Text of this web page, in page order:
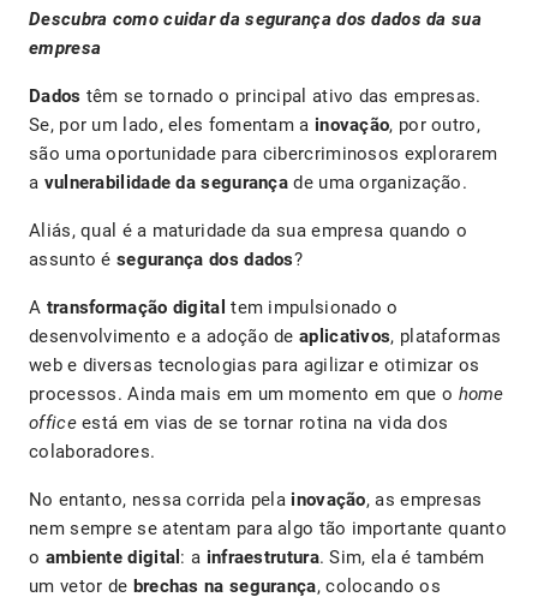
Descubra como cuidar da segurança dos dados da sua
empresa
Dados têm se tornado o principal ativo das empresas.
Se, por um lado, eles fomentam a inovação, por outro,
são uma oportunidade para cibercriminosos explorarem
a vulnerabilidade da segurançade uma organização.
Aliás, qual é a maturidade da sua empresa quando o
assunto é segurança dos dados?
A transformação digital tem impulsionado o
desenvolvimento e a adoção deaplicativos, plataformas
web e diversas tecnologias para agilizar e otimizar os
processos. Ainda mais em um momento em que o home
officeestá em vias de se tornar rotina na vida dos
colaboradores.
No entanto, nessa corrida pela inovação, as empresas
nem sempre se atentam para algo tão importante quanto
o ambiente digital : a infraestrutura. Sim, ela é também
um vetor de brechas na segurança, colocando os